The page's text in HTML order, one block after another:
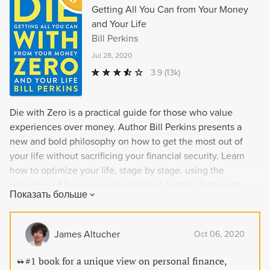
что я знаю наверняка, это то, что я сознательно
управлял возможностями, чтобы удаче было легче
меня найти. Удачу можно организовать, ну или что-то
типа того. Если мне удалось вас заинтриговать, мне
уже не нужно ваше доверие, чтобы все провернуть. Я
люблю хороший розыгрыш, но обещание есть
пережил сам. Уникальные иллюстрации, история
преодоления себя и кредо личного успеха от самого
успешного неудачника в мире.
Getting All You Can from Your Money
and Your Life
Bill Perkins
Jul 28, 2020
3.9 (13k)
Die with Zero is a practical guide for those who value
experiences over money. Author Bill Perkins presents a
new and bold philosophy on how to get the most out of
your life without sacrificing your financial security. Learn
how to optimize your life, stage by stage, using the
curve," and discover how to navigate meaningful
adventures based on your personal interests and financial
situation. Through his own experiences and psychological
and financial research, Perkins makes a compelling case for
living life to the fullest.
Показать больше
James Altucher Oct 06, 2020
#1 book for a unique view on personal finance,